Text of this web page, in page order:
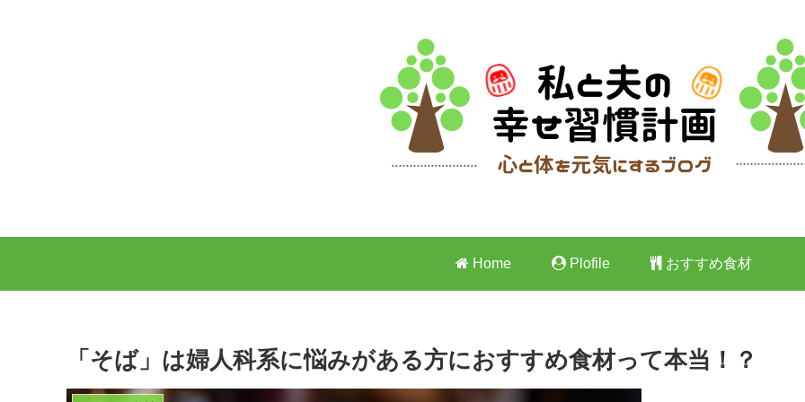
Home Plofile おすすめ食材
「そば」は婦人科系に悩みがある方におすすめ食材って本当！？